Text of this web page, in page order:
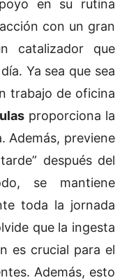
en su rutina
con un gran
catalizador que
Ya sea que sea
trabajo de oficina
proporciona la
Además, previene
después del
se mantiene
toda la jornada
que la ingesta
es crucial para el
Además, esto